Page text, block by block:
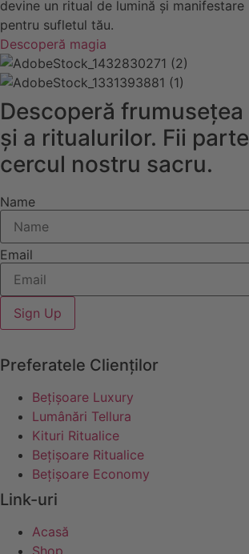
devine un ritual de lumină și manifestare
pentru sufletul tău.
Descoperă magia
Descoperă
și a ritualurilor. Fii
cercul nostru sacru.
Name
Email
Sign Up
Preferatele Clienților
Bețișoare Luxury
Lumânări Tellura
Kituri Ritualice
Bețișoare Ritualice
Bețișoare Economy
Link-uri
Acasă